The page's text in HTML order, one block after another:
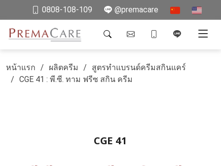
0808-108-109 @premacare
หน้าแรก ผลิตครีม
สูตรทำแบรนด์ครีมสกินแคร์
CGE 41 : พี.ซี. ทาม ฟรีซ สกิน ครีม
CGE 41